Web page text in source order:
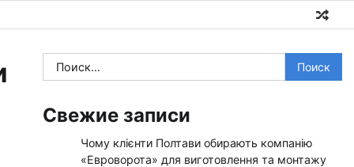
Найти:
Свежие записи
Чому клієнти Полтави обирають компанію
«Евроворота» для виготовлення та монтажу